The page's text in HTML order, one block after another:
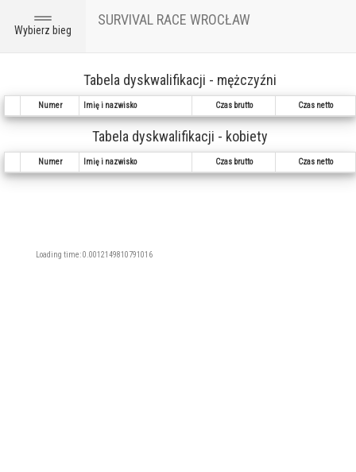
Toggle
navigation
Wybierz bieg
SURVIVAL RACE WROCŁAW
Tabela dyskwalifikacji - mężczyźni
Numer Imię i nazwisko Czas brutto Czas netto
Tabela dyskwalifikacji - kobiety
Numer Imię i nazwisko Czas brutto Czas netto
Loading time: 0.0012149810791016